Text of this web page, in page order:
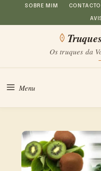
Saltar
para
conteúdo
SOBRE MIM
Os truques da
Menu